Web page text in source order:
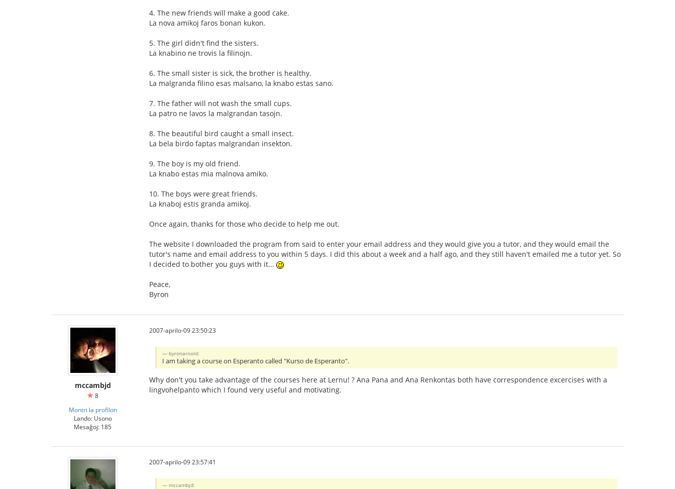
4. The new friends will make a good cake.
La nova amikoj faros bonan kukon.
5. The girl didn't find the sisters.
La knabino ne trovis la filinojn.
6. The small sister is sick, the brother is healthy.
La malgranda filino esas malsano, la knabo estas sano.
7. The father will not wash the small cups.
La patro ne lavos la malgrandan tasojn.
8. The beautiful bird caught a small insect.
La bela birdo faptas malgrandan insekton.
9. The boy is my old friend.
La knabo estas mia malnova amiko.
10. The boys were great friends.
La knaboj estis granda amikoj.
Once again, thanks for those who decide to help me out.
The website I downloaded the program from said to enter your email address and they would give you a tutor, and they would email the
tutor's name and email address to you within 5 days. I did this about a week and a half ago, and they still haven't emailed me a tutor yet. So
I decided to bother you guys with it...
Peace,
Byron
mccambjd
8
Montri la profilon
Lando: Usono
Mesaĝoj: 185
2007-aprilo-09 23:50:23
byronarnold:
I am taking a course on Esperanto called "Kurso de Esperanto".
Why don't you take advantage of the courses here at Lernu! ? Ana Pana and Ana Renkontas both have correspondence excercises with a
lingvohelpanto which I found very useful and motivating.
2007-aprilo-09 23:57:41
mccambjd: